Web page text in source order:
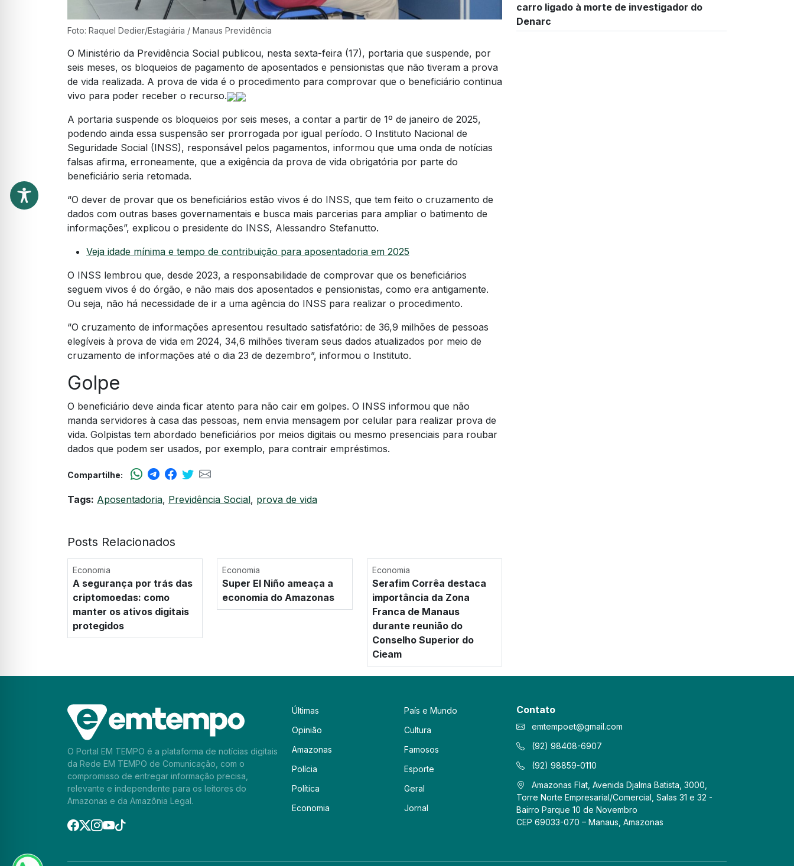
Foto: Raquel Dedier/Estagiária / Manaus Previdência
O Ministério da Previdência Social publicou, nesta sexta-feira (17), portaria que suspende, por
seis meses, os bloqueios de pagamento de aposentados e pensionistas que não tiveram a prova
de vida realizada. A prova de vida é o procedimento para comprovar que o beneficiário continua
vivo para poder receber o recurso.
A portaria suspende os bloqueios por seis meses, a contar a partir de 1º de janeiro de 2025,
podendo ainda essa suspensão ser prorrogada por igual período. O Instituto Nacional de
Seguridade Social (INSS), responsável pelos pagamentos, informou que uma onda de notícias
falsas afirma, erroneamente, que a exigência da prova de vida obrigatória por parte do
beneficiário seria retomada.
“O dever de provar que os beneficiários estão vivos é do INSS, que tem feito o cruzamento de
dados com outras bases governamentais e busca mais parcerias para ampliar o batimento de
informações”, explicou o presidente do INSS, Alessandro Stefanutto.
Veja idade mínima e tempo de contribuição para aposentadoria em 2025
O INSS lembrou que, desde 2023, a responsabilidade de comprovar que os beneficiários
seguem vivos é do órgão, e não mais dos aposentados e pensionistas, como era antigamente.
Ou seja, não há necessidade de ir a uma agência do INSS para realizar o procedimento.
“O cruzamento de informações apresentou resultado satisfatório: de 36,9 milhões de pessoas
elegíveis à prova de vida em 2024, 34,6 milhões tiveram seus dados atualizados por meio de
cruzamento de informações até o dia 23 de dezembro”, informou o Instituto.
Golpe
O beneficiário deve ainda ficar atento para não cair em golpes. O INSS informou que não
manda servidores à casa das pessoas, nem envia mensagem por celular para realizar prova de
vida. Golpistas tem abordado beneficiários por meios digitais ou mesmo presenciais para roubar
dados que podem ser usados, por exemplo, para contrair empréstimos.
Compartilhe:
Tags: Aposentadoria, Previdência Social, prova de vida
Posts Relacionados
Economia
A segurança por trás das
criptomoedas: como
manter os ativos digitais
protegidos
Economia
Super El Niño ameaça a
economia do Amazonas
Economia
Serafim Corrêa destaca
importância da Zona
Franca de Manaus
durante reunião do
Conselho Superior do
Cieam
carro ligado à morte de investigador do
Denarc
O Portal EM TEMPO é a plataforma de notícias digitais
da Rede EM TEMPO de Comunicação, com o
compromisso de entregar informação precisa,
relevante e independente para os leitores do
Amazonas e da Amazônia Legal.
Últimas
Opinião
Amazonas
Polícia
Política
Economia
País e Mundo
Cultura
Famosos
Esporte
Geral
Jornal
Contato
emtempoet@gmail.com
(92) 98408-6907
(92) 98859-0110
Amazonas Flat, Avenida Djalma Batista, 3000,
Torre Norte Empresarial/Comercial, Salas 31 e 32 -
Bairro Parque 10 de Novembro
CEP 69033-070 – Manaus, Amazonas